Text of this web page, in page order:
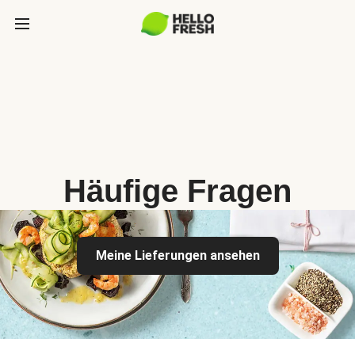
Häufige Fragen
Meine Lieferungen ansehen